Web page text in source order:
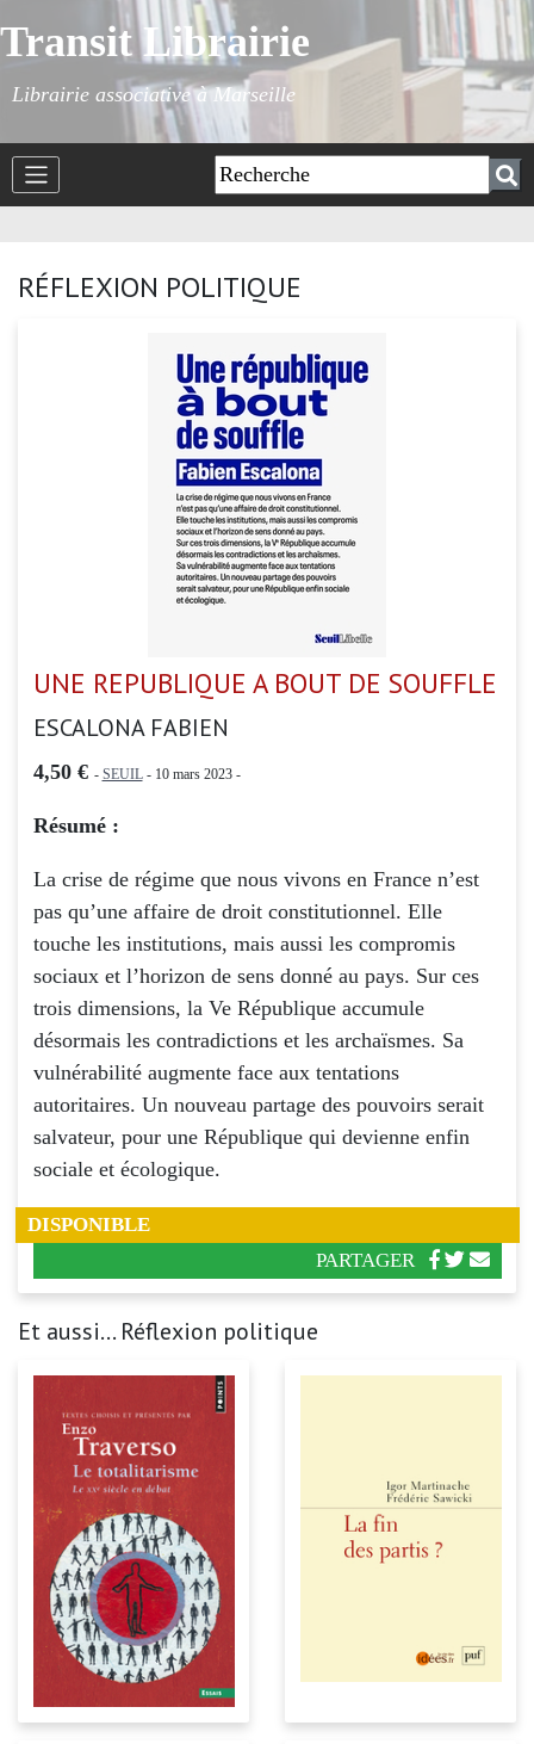
Transit Librairie
Librairie associative à Marseille
RÉFLEXION POLITIQUE
UNE REPUBLIQUE A BOUT DE SOUFFLE
ESCALONA FABIEN
4,50 € - SEUIL- 10 mars 2023 -
Résumé :
La crise de régime que nous vivons en France n’est
pas qu’une affaire de droit constitutionnel. Elle
touche les institutions, mais aussi les compromis
sociaux et l’horizon de sens donné au pays. Sur ces
trois dimensions, la Ve République accumule
désormais les contradictions et les archaïsmes. Sa
vulnérabilité augmente face aux tentations
autoritaires. Un nouveau partage des pouvoirs serait
salvateur, pour une République qui devienne enfin
sociale et écologique.
DISPONIBLE
PARTAGER
Et aussi... Réflexion politique